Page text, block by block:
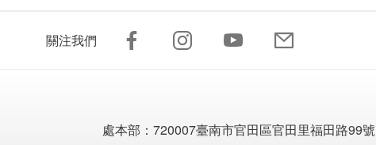
關注我們
處本部： 720007臺南市官田區官田里福田路99號